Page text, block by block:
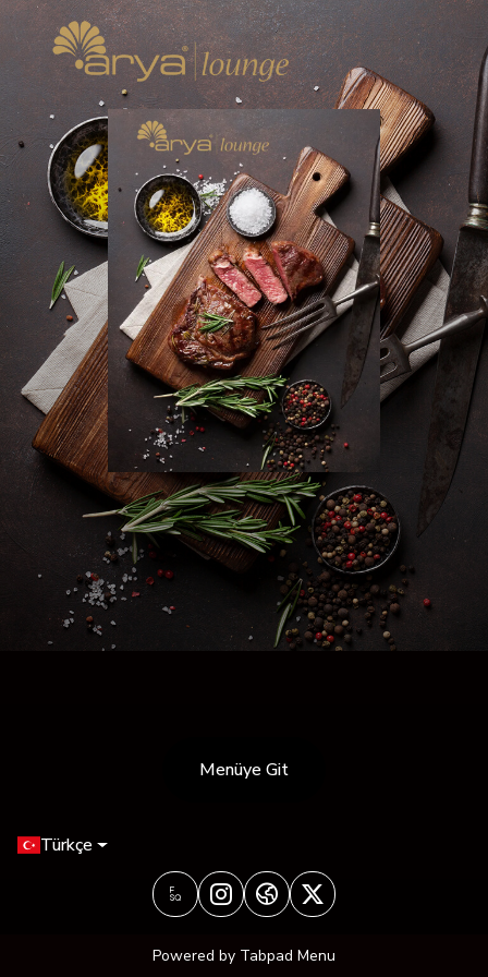
Menüye Git
Türkçe
Powered by Tabpad Menu